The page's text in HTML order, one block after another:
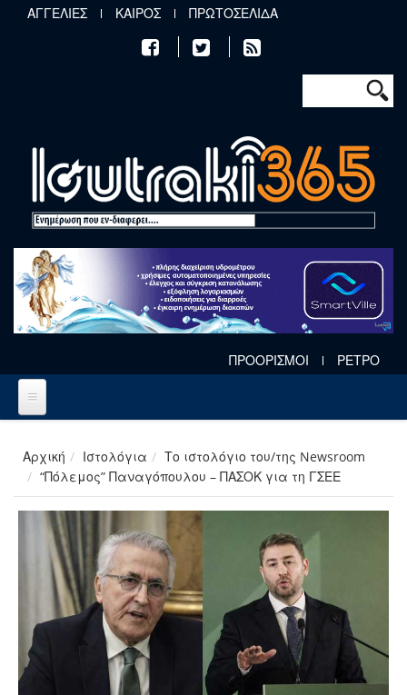
Παράκαμψη προς το κυρίως περιεχόμενο
ΑΓΓΕΛΙΕΣ ΚΑΙΡΟΣ ΠΡΩΤΟΣΕΛΙΔΑ
Φόρμα
Αναζήτηση
ΠΡΟΟΡΙΣΜΟΙ ΡΕΤΡΟ
Αρχική Ιστολόγια
Το ιστολόγιο του/της Newsroom
“Πόλεμος” Παναγόπουλου – ΠΑΣΟΚ για τη ΓΣΕΕ